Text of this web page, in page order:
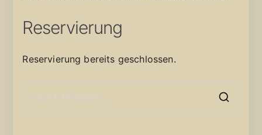
Reservierung
Reservierung bereits geschlossen.